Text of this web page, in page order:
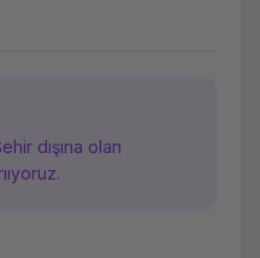
dışına olan